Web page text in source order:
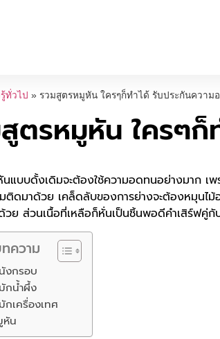
ทั่วไป » รวมสูตรหมูหัน ใครๆก็ทำได้ รับประกันความอ
ตรหมูหัน ใครๆก็
นแบบดั้งเดิมจะต้องใช้ความอดทนอย่างมาก
ติดมาด้วย เคล็ดลับของการย่างจะต้องหมุนไม้
วย ส่วนเนื้อที่เหลือก็หั่นเป็นชิ้นพอดีคำเสิร์ฟคู่กั
ความ
งกรอบ
กน้ำผึ้ง
เครื่องเทศ
หัน